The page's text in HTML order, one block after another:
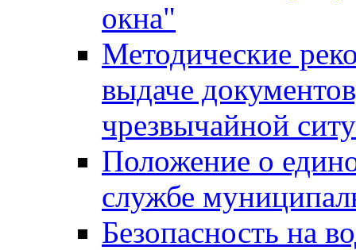
окна"
Методические
выдаче
чрезвычайной
Положение о
службе
Безопасность на